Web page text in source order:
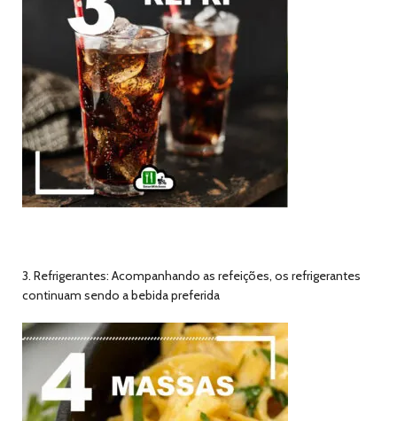
3. Refrigerantes: Acompanhando as refeições, os refrigerantes
continuam sendo a bebida preferida